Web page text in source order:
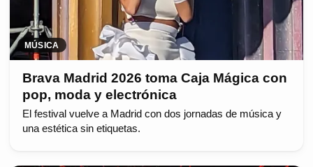
MÚSICA
Brava Madrid 2026 toma Caja Mágica con
pop, moda y electrónica
El festival vuelve a Madrid con dos jornadas de música y
una estética sin etiquetas.